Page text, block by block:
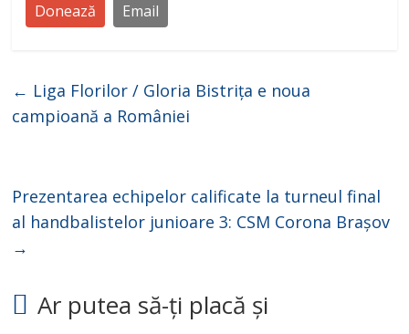
Donează
Email
← Liga Florilor / Gloria Bistrița e noua
campioană a României
Prezentarea echipelor calificate la turneul final
al handbalistelor junioare 3: CSM Corona Brașov
→
Ar putea să-ți placă și